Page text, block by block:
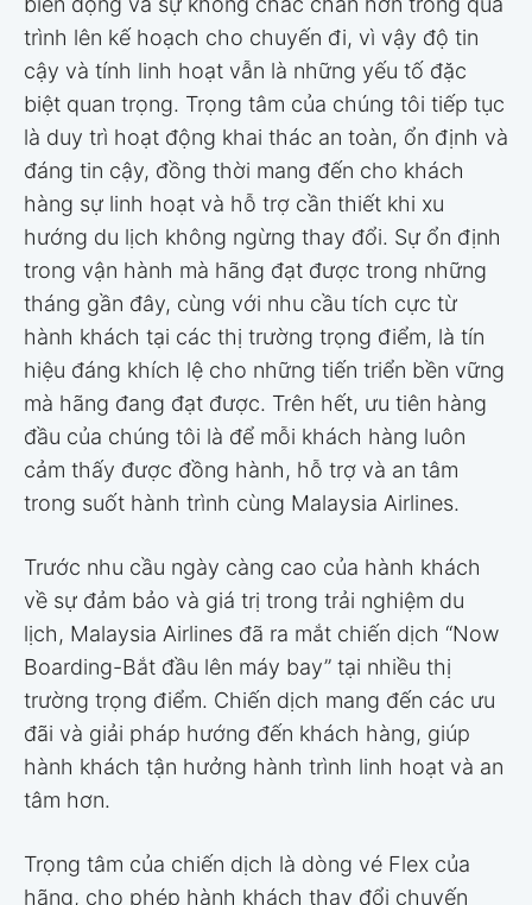
trình lên kế hoạch cho chuyến đi, vì vậy độ tin
cậy và tính linh hoạt vẫn là những yếu tố đặc
biệt quan trọng. Trọng tâm của chúng tôi tiếp tục
là duy trì hoạt động khai thác an toàn, ổn định và
đáng tin cậy, đồng thời mang đến cho khách
hàng sự linh hoạt và hỗ trợ cần thiết khi xu
hướng du lịch không ngừng thay đổi. Sự ổn định
trong vận hành mà hãng đạt được trong những
tháng gần đây, cùng với nhu cầu tích cực từ
hành khách tại các thị trường trọng điểm, là tín
hiệu đáng khích lệ cho những tiến triển bền vững
mà hãng đang đạt được. Trên hết, ưu tiên hàng
đầu của chúng tôi là để mỗi khách hàng luôn
cảm thấy được đồng hành, hỗ trợ và an tâm
trong suốt hành trình cùng Malaysia Airlines.
Trước nhu cầu ngày càng cao của hành khách
về sự đảm bảo và giá trị trong trải nghiệm du
lịch, Malaysia Airlines đã ra mắt chiến dịch “Now
Boarding-Bắt đầu lên máy bay” tại nhiều thị
trường trọng điểm. Chiến dịch mang đến các ưu
đãi và giải pháp hướng đến khách hàng, giúp
hành khách tận hưởng hành trình linh hoạt và an
tâm hơn.
Trọng tâm của chiến dịch là dòng vé Flex của
hãng, cho phép hành khách thay đổi chuyến